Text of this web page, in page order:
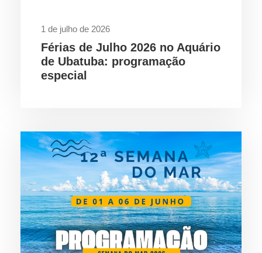
1 de julho de 2026
Férias de Julho 2026 no Aquário
de Ubatuba: programação
especial